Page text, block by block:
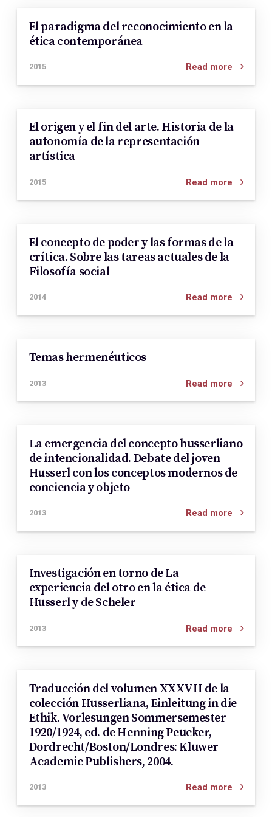
El paradigma del reconocimiento en la
ética contemporánea
2015 Read more
El origen y el fin del arte. Historia de la
autonomía de la representación
artística
2015 Read more
El concepto de poder y las formas de la
crítica. Sobre las tareas actuales de la
Filosofía social
2014 Read more
Temas hermenéuticos
2013 Read more
La emergencia del concepto husserliano
de intencionalidad. Debate del joven
Husserl con los conceptos modernos de
conciencia y objeto
2013 Read more
Investigación en torno de La
experiencia del otro en la ética de
Husserl y de Scheler
2013 Read more
Traducción del volumen XXXVII de la
colección Husserliana, Einleitung in die
Ethik. Vorlesungen Sommersemester
1920/1924, ed. de Henning Peucker,
Dordrecht/Boston/Londres: Kluwer
Academic Publishers, 2004.
2013 Read more